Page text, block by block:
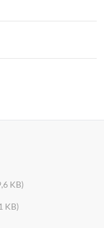
KB)
KB)